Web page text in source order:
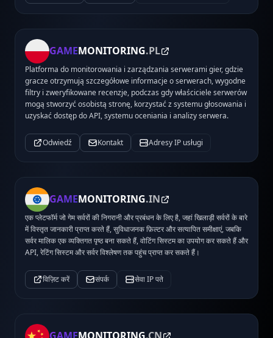
GAMEMONITORING.PL
Platforma do monitorowania i zarządzania serwerami gier, gdzie
gracze otrzymują szczegółowe informacje o serwerach, wygodne
filtry i zweryfikowane recenzje, podczas gdy właściciele serwerów
mogą stworzyć osobistą stronę, korzystać z systemu głosowania i
uzyskać dostęp do API, systemu oceniania i analizy serwera.
Odwiedź Kontakt Adresy IP usługi
GAMEMONITORING.IN
एक प्लेटफॉर्म जो गेम सर्वरों की निगरानी और प्रबंधन के लिए है, जहां खिलाड़ी सर्वरों के बारे
में विस्तृत जानकारी प्राप्त करते हैं, सुविधाजनक फ़िल्टर और सत्यापित समीक्षाएं, जबकि
सर्वर मालिक एक व्यक्तिगत पृष्ठ बना सकते हैं, वोटिंग सिस्टम का उपयोग कर सकते हैं और
API, रेटिंग सिस्टम और सर्वर विश्लेषण तक पहुंच प्राप्त कर सकते हैं।
विज़िट करें संपर्क सेवा IP पते